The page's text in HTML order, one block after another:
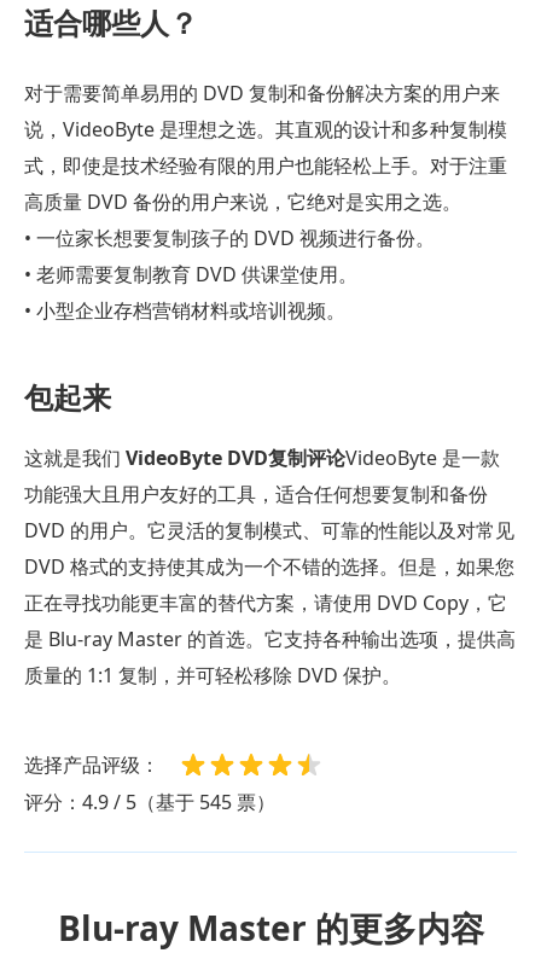
适合哪些人？
对于需要简单易用的 DVD 复制和备份解决方案的用户来
说，VideoByte 是理想之选。其直观的设计和多种复制模
式，即使是技术经验有限的用户也能轻松上手。对于注重
高质量 DVD 备份的用户来说，它绝对是实用之选。
• 一位家长想要复制孩子的 DVD 视频进行备份。
• 老师需要复制教育 DVD 供课堂使用。
• 小型企业存档营销材料或培训视频。
包起来
这就是我们 VideoByte DVD复制评论VideoByte 是一款
功能强大且用户友好的工具，适合任何想要复制和备份
DVD 的用户。它灵活的复制模式、可靠的性能以及对常见
DVD 格式的支持使其成为一个不错的选择。但是，如果您
正在寻找功能更丰富的替代方案，请使用 DVD Copy，它
是 Blu-ray Master 的首选。它支持各种输出选项，提供高
质量的 1:1 复制，并可轻松移除 DVD 保护。
选择产品评级：
评分：4.9 / 5（基于 545 票）
Blu-ray Master 的更多内容